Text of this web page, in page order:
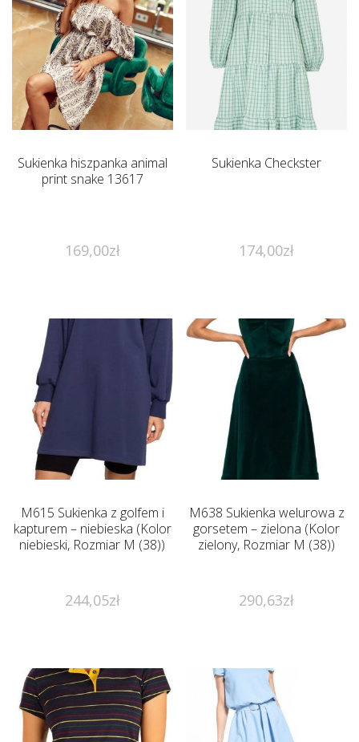
Sukienka hiszpanka animal
print snake 13617
169,00zł
Sukienka Checkster
174,00zł
M615 Sukienka z golfem i
kapturem – niebieska (Kolor
niebieski, Rozmiar M (38))
244,05zł
M638 Sukienka welurowa z
gorsetem – zielona (Kolor
zielony, Rozmiar M (38))
290,63zł